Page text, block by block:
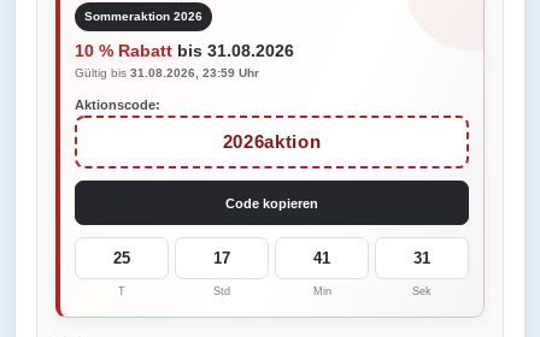
Sommeraktion 2026
10 % Rabatt bis 31.08.2026
Gültig bis 31.08.2026, 23:59 Uhr
Aktionscode:
2026aktion
Code kopieren
25
T
17
Std
41
Min
31
Sek